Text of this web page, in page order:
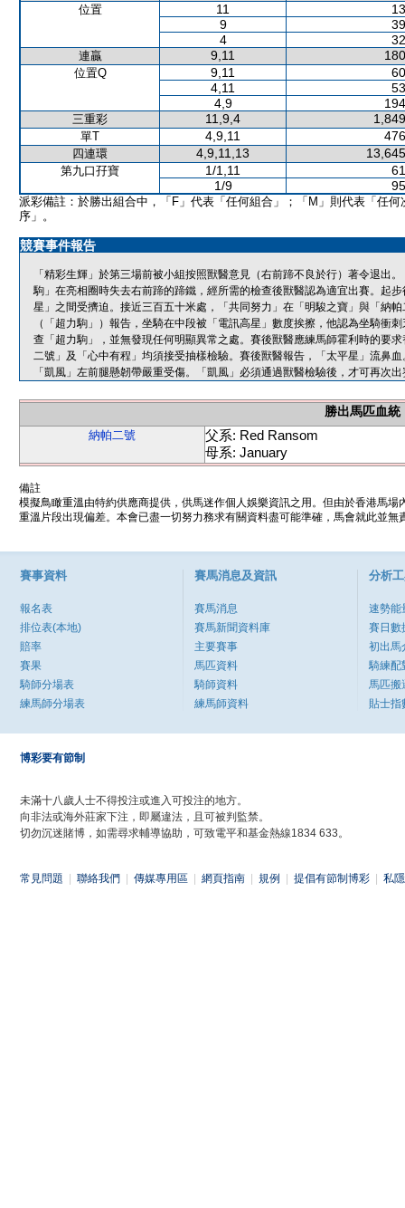
位置 11
9
4
連贏 9,11
位置Q 9,11
4,11
4,9
三重彩 11,9,4
單T 4,9,11
四連環 4,9,11,13
第九口孖寶 1/1,11
1/9
派彩備註：於勝出組合中，「F」代表「任何組合」；「M」則代表「任何
序」。
競賽事件報告
「精彩生輝」於第三場前被小組按照獸醫意見（右前蹄不良於行）著令退出
駒」在亮相圈時失去右前蹄的蹄鐵，經所需的檢查後獸醫認為適宜出賽。起
星」之間受擠迫。接近三百五十米處，「共同努力」在「明駿之寶」與「納
（「超力駒」）報告，坐騎在中段被「電訊高星」數度挨擦，他認為坐騎衝
查「超力駒」，並無發現任何明顯異常之處。賽後獸醫應練馬師霍利時的要
二號」及「心中有程」均須接受抽樣檢驗。賽後獸醫報告，「太平星」流鼻
「凱風」左前腿懸韌帶嚴重受傷。「凱風」必須通過獸醫檢驗後，才可再次出
勝出馬匹血統
納帕二號
父系: Red Ransom
母系: January
備註
模擬鳥瞰重溫由特約供應商提供，供馬迷作個人娛樂資訊之用。但由於香港馬
重溫片段出現偏差。本會已盡一切努力務求有關資料盡可能準確，馬會就此並
賽事資料
報名表
排位表(本地)
賠率
賽果
騎師分場表
練馬師分場表
賽馬消息及資訊
賽馬消息
賽馬新聞資料庫
主要賽事
馬匹資料
騎師資料
練馬師資料
分析
速勢能
賽日數
初出馬
騎練配
馬匹搬
貼士指
博彩要有節制
未滿十八歲人士不得投注或進入可投注的地方。
向非法或海外莊家下注，即屬違法，且可被判監禁。
切勿沉迷賭博，如需尋求輔導協助，可致電平和基金熱線1834 633。
常見問題 聯絡我們 傳媒專用區 網頁指南 規例 提倡有節制博彩 私